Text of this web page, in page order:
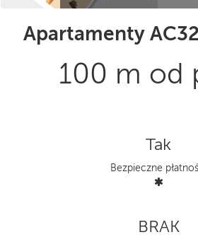
Apartamenty
100 m od
Tak
Bezpieczne
BRAK